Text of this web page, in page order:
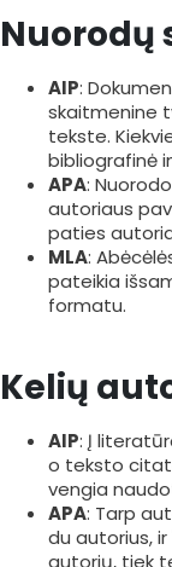
Nuorodų
AIP:
skaitmenine
tekste.
bibliografinė
APA:
autoriaus
paties
MLA:
pateikia
formatu.
Kelių
AIP: Į
o teksto
vengia
APA: Tarp
du autorius,
autorių, tiek